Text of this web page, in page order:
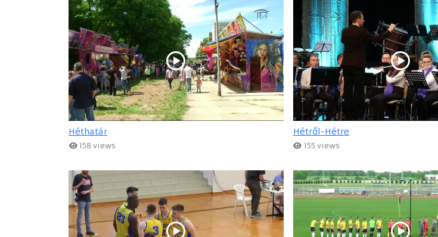
Héthatár
158 views
Hétről-Hétre
155 views